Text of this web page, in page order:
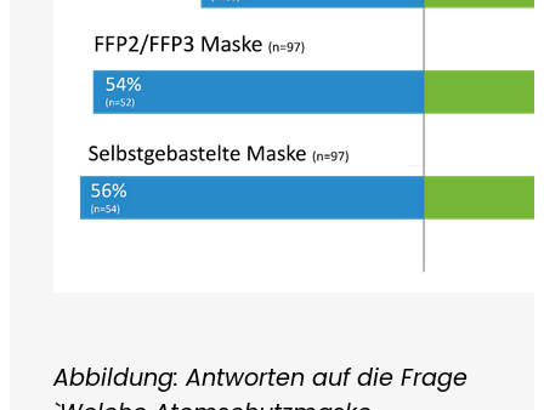
Abbildung: Antworten auf die Frage